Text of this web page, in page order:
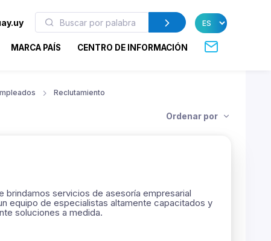
MARCA PAÍS CENTRO DE INFORMACIÓN
Reclutamiento
Ordenar por
brindamos servicios de asesoría empresarial
equipo de especialistas altamente capacitados y
soluciones a medida.